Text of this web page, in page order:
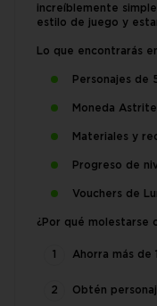
increíblemente
estilo de juego y
Lo que encontrarás
Personajes de
Moneda
Materiales y
Progreso de
Vouchers de
¿Por qué molestarse
Ahorra más de
Obtén